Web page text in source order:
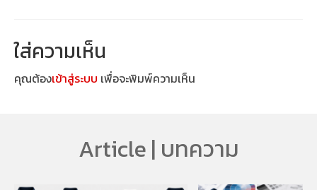
ใส่ความเห็น
คุณต้องเข้าสู่ระบบ เพื่อจะพิมพ์ความเห็น
Article | บทความ